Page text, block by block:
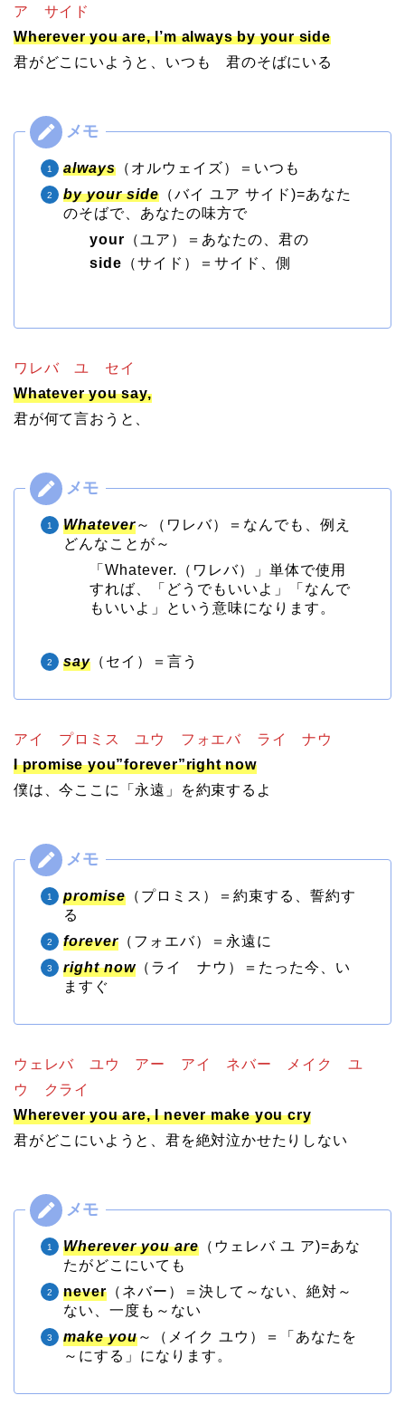
ア サイド
Wherever you are, I’m always by your side
君がどこにいようと、いつも 君のそばにいる
always （オルウェイズ）＝いつも
by your side （バイ ユア サイド)=あなた
のそばで、あなたの味方で
your （ユア）＝あなたの、君の
side （サイド）＝サイド、側
ワレバ ユ セイ
Whatever you say,
君が何て言おうと、
Whatever～（ワレバ）＝なんでも、例え
どんなことが～
「Whatever.（ワレバ）」単体で使用
すれば、「どうでもいいよ」「なんで
もいいよ」という意味になります。
say （セイ）＝言う
アイ プロミス ユウ フォエバ ライ ナウ
I promise you”forever”right now
僕は、今ここに「永遠」を約束するよ
promise （プロミス）＝約束する、誓約す
る
forever （フォエバ）＝永遠に
right now（ライ ナウ）＝たった今、い
ますぐ
ウェレバ ユウ アー アイ ネバー メイク ユ
ウ クライ
Wherever you are, I never make you cry
君がどこにいようと、君を絶対泣かせたりしない
Wherever you are （ウェレバ ユ ア)=あな
たがどこにいても
never （ネバー）＝決して～ない、絶対～
ない、一度も～ない
make you～（メイク ユウ）＝「あなたを
～にする」になります。